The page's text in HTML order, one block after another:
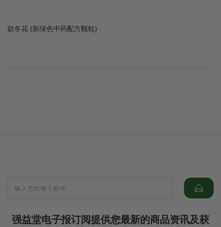
款冬花 (新绿色中药配方颗粒)
强益堂电子报订阅提供您最新的商品资讯及获